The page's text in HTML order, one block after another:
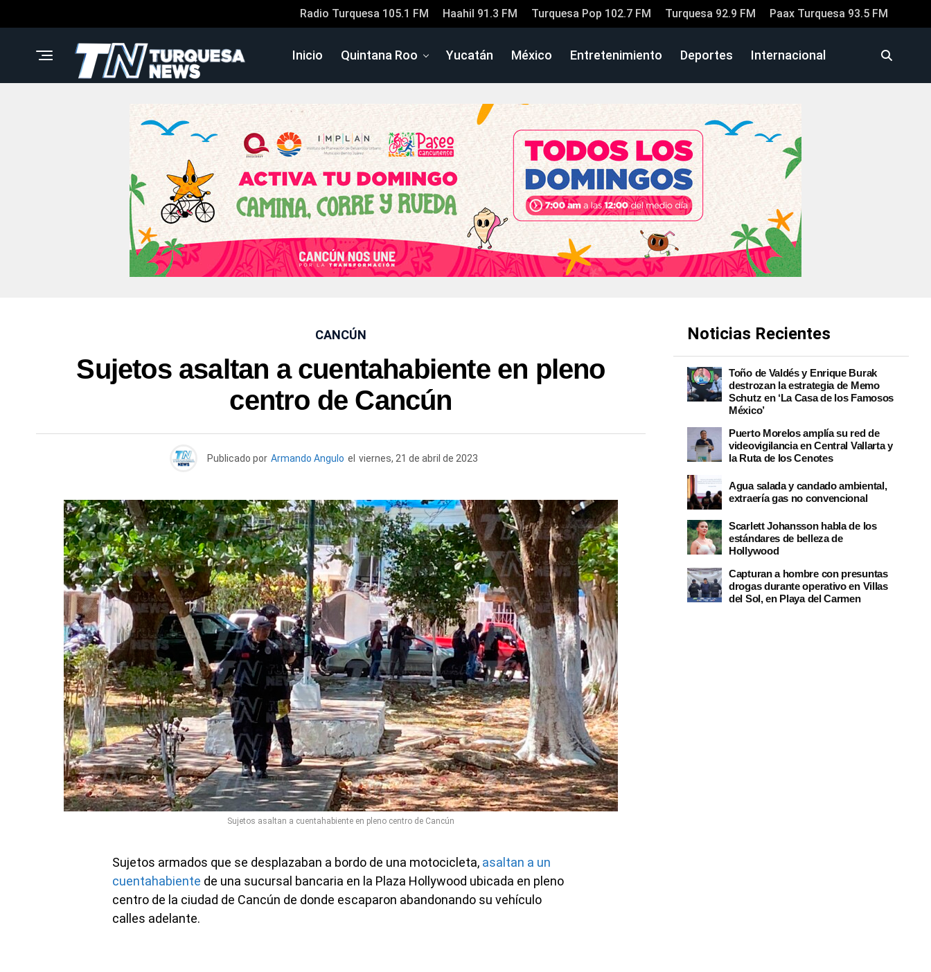
Radio Turquesa 105.1 FM Haahil 91.3 FM Turquesa Pop 102.7 FM Turquesa 92.9 FM Paax Turquesa 93.5 FM
Inicio Quintana Roo Yucatán México Entretenimiento Deportes Internacional
CANCÚN
Sujetos asaltan a cuentahabiente en pleno
centro de Cancún
Publicado por Armando Angulo el viernes, 21 de abril de 2023
Sujetos asaltan a cuentahabiente en pleno centro de Cancún
Sujetos armados que se desplazaban a bordo de una motocicleta, asaltan a un
cuentahabiente de una sucursal bancaria en la Plaza Hollywood ubicada en pleno
centro de la ciudad de Cancún de donde escaparon abandonando su vehículo
calles adelante.
Noticias Recientes
Toño de Valdés y Enrique Burak
destrozan la estrategia de Memo
Schutz en ‘La Casa de los Famosos
México’
Puerto Morelos amplía su red de
videovigilancia en Central Vallarta y
la Ruta de los Cenotes
Agua salada y candado ambiental,
extraería gas no convencional
Scarlett Johansson habla de los
estándares de belleza de
Hollywood
Capturan a hombre con presuntas
drogas durante operativo en Villas
del Sol, en Playa del Carmen